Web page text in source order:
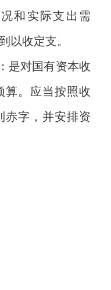
和实际支出需
以收定支。
是对国有资本收
算。应当按照收
赤字，并安排资